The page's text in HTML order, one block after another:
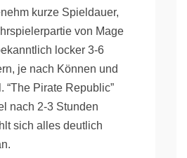
kurze Spieldauer,
von Mage
locker 3-6
je nach Können und
“The Pirate Republic”
nach 2-3 Stunden
sich alles deutlich